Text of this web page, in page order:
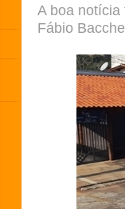
A boa notícia
Fábio